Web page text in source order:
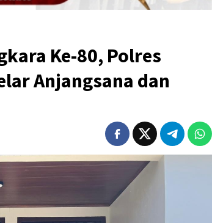
Ke-80, Polres
Anjangsana dan